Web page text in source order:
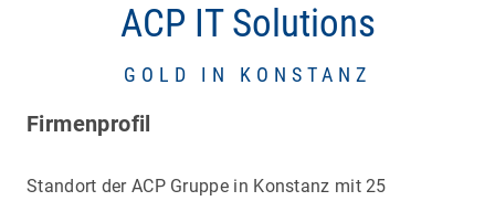
ACP IT Solutions
GOLD IN KONSTANZ
Firmenprofil
Standort der ACP Gruppe in Konstanz mit 25